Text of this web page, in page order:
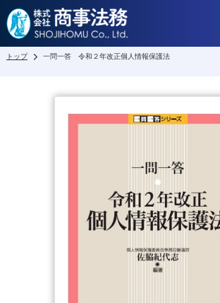
トップ 一問一答 令和２年改正個人情報保護法